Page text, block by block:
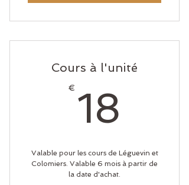
Cours à l'unité
€ 18
Valable pour les cours de Léguevin et
Colomiers. Valable 6 mois à partir de
la date d'achat.